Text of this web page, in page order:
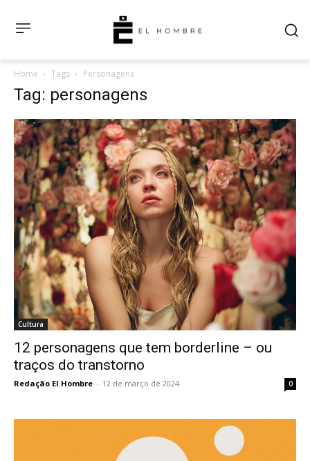
Home Tags Personagens
Tag: personagens
Cultura
12 personagens que tem borderline – ou
traços do transtorno
Redação El Hombre - 12 de março de 2024 0